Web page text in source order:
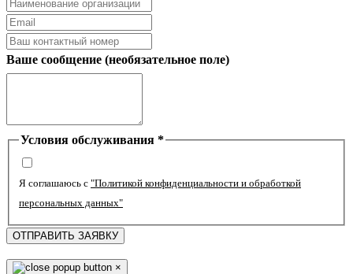
Ваше сообщение (необязательное поле)
Условия обслуживания *
Я соглашаюсь с "Политикой конфиденциальности и обработкой
персональных данных"
ОТПРАВИТЬ ЗАЯВКУ
×